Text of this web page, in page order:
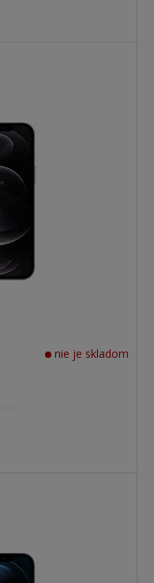
nie je skladom